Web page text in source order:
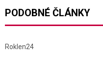
PODOBNÉ ČLÁNKY
Roklen24